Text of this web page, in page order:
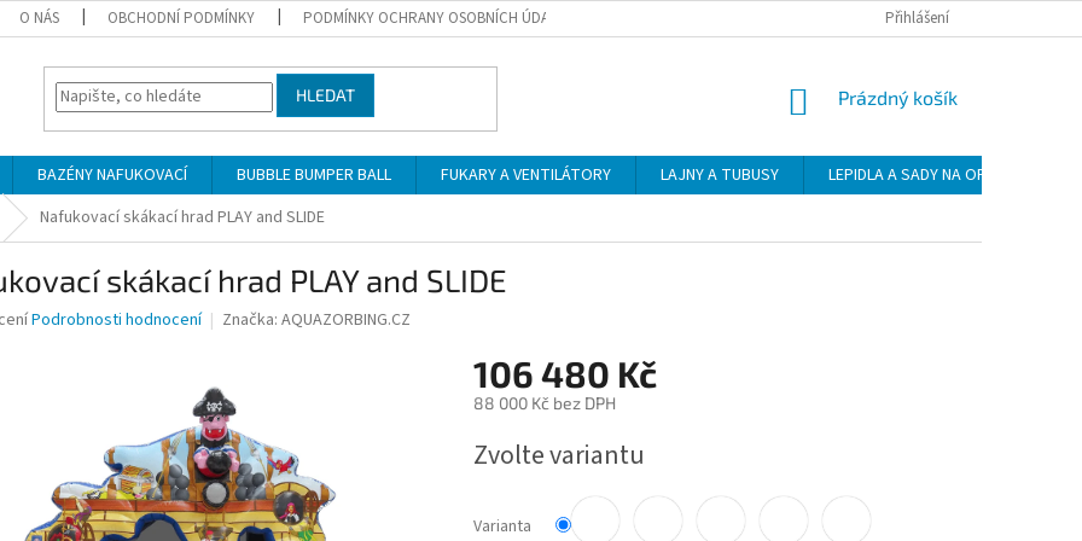
O NÁS OBCHODNÍ PODMÍNKY PODMÍNKY OCHRANY OSOBNÍCH ÚDAJŮ ZÁSADY VRÁCENÍ ZBOŽÍ
Přihlášení
HLEDAT
NÁKUPNÍ
Prázdný košík
BAZÉNY NAFUKOVACÍ BUBBLE BUMPER BALL FUKARY A VENTILÁTORY LAJNY A TUBUSY LEPIDLA A SADY NA OPRAVU
Nafukovací skákací hrad PLAY and SLIDE
skákací hrad PLAY and SLIDE
Podrobnosti hodnocení Značka: AQUAZORBING.CZ
106 480 Kč
88 000 Kč bez DPH
cena:
Zvolte variantu
Varianta